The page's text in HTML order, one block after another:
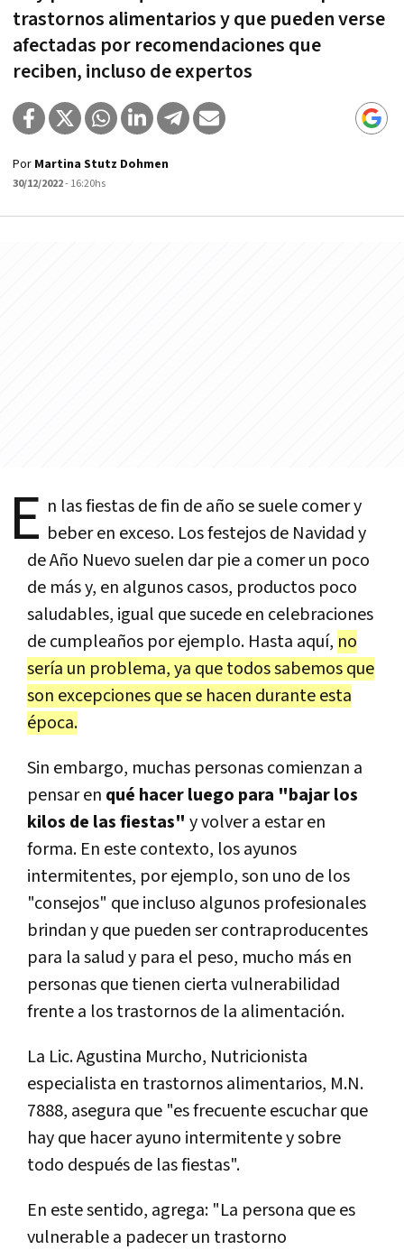
trastornos alimentarios y que pueden verse
afectadas por recomendaciones que
reciben, incluso de expertos
Por Martina Stutz Dohmen
30/12/2022- 16:20hs
E n las fiestas de fin de año se suele comer y
beber en exceso. Los festejos de Navidad y
de Año Nuevo suelen dar pie a comer un poco
de más y, en algunos casos, productos poco
saludables, igual que sucede en celebraciones
de cumpleaños por ejemplo. Hasta aquí, no
sería un problema, ya que todos sabemos que
son excepciones que se hacen durante esta
época.
Sin embargo, muchas personas comienzan a
pensar en qué hacer luego para "bajar los
kilos de las fiestas" y volver a estar en
forma. En este contexto, los ayunos
intermitentes, por ejemplo, son uno de los
"consejos" que incluso algunos profesionales
brindan y que pueden ser contraproducentes
para la salud y para el peso, mucho más en
personas que tienen cierta vulnerabilidad
frente a los trastornos de la alimentación.
La Lic. Agustina Murcho, Nutricionista
especialista en trastornos alimentarios, M.N.
7888, asegura que "es frecuente escuchar que
hay que hacer ayuno intermitente y sobre
todo después de las fiestas".
En este sentido, agrega: "La persona que es
vulnerable a padecer un trastorno